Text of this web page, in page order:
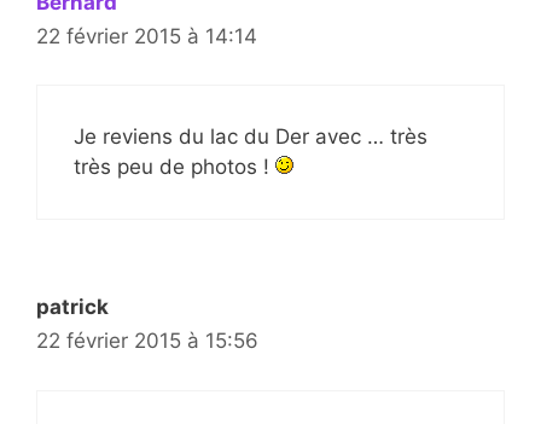
22 février 2015 à 14:14
Je reviens du lac du Der avec … très
très peu de photos !
patrick
22 février 2015 à 15:56